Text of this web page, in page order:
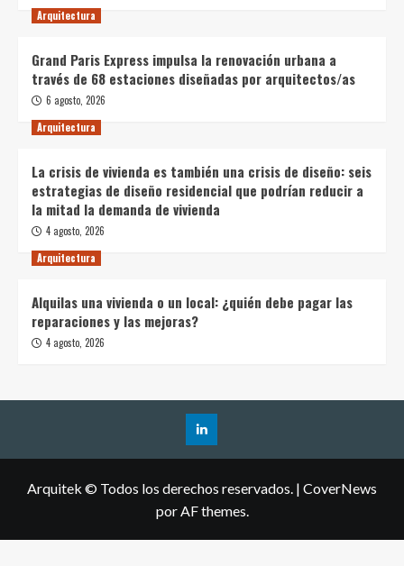
Arquitectura
Grand Paris Express impulsa la renovación urbana a
través de 68 estaciones diseñadas por arquitectos/as
6 agosto, 2026
Arquitectura
La crisis de vivienda es también una crisis de diseño: seis
estrategias de diseño residencial que podrían reducir a
la mitad la demanda de vivienda
4 agosto, 2026
Arquitectura
Alquilas una vivienda o un local: ¿quién debe pagar las
reparaciones y las mejoras?
4 agosto, 2026
Arquitek © Todos los derechos reservados. | CoverNews
por AF themes.